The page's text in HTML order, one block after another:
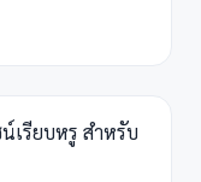
ำได้อย่างดี